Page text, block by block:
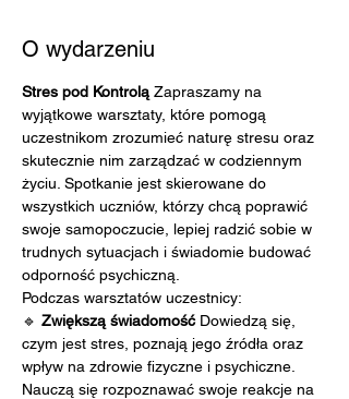
O wydarzeniu
Stres pod Kontrolą Zapraszamy na
wyjątkowe warsztaty, które pomogą
uczestnikom zrozumieć naturę stresu oraz
skutecznie nim zarządzać w codziennym
życiu. Spotkanie jest skierowane do
wszystkich uczniów, którzy chcą poprawić
swoje samopoczucie, lepiej radzić sobie w
trudnych sytuacjach i świadomie budować
odporność psychiczną.
Podczas warsztatów uczestnicy:
🔹 Zwiększą świadomość Dowiedzą się,
czym jest stres, poznają jego źródła oraz
wpływ na zdrowie fizyczne i psychiczne.
Nauczą się rozpoznawać swoje reakcje na